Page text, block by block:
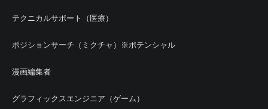
テクニカルサポート（医療）
ポジションサーチ（ミクチャ）※ポテンシャル
漫画編集者
グラフィックスエンジニア（ゲーム）